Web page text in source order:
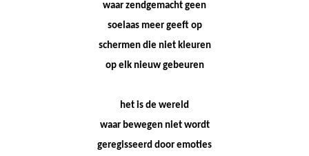
waar zendgemacht geen
soelaas meer geeft op
schermen die niet kleuren
op elk nieuw gebeuren
het is de wereld
waar bewegen niet wordt
geregisseerd door emoties